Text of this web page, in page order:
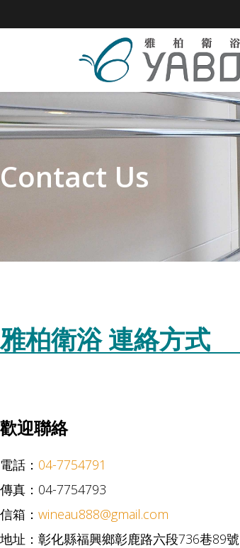
Contact Us
雅柏衛浴 連絡方式
歡迎聯絡
電話： 04-7754791
傳真：04-7754793
信箱： wineau888@gmail.com
地址：彰化縣福興鄉彰鹿路六段736巷89號